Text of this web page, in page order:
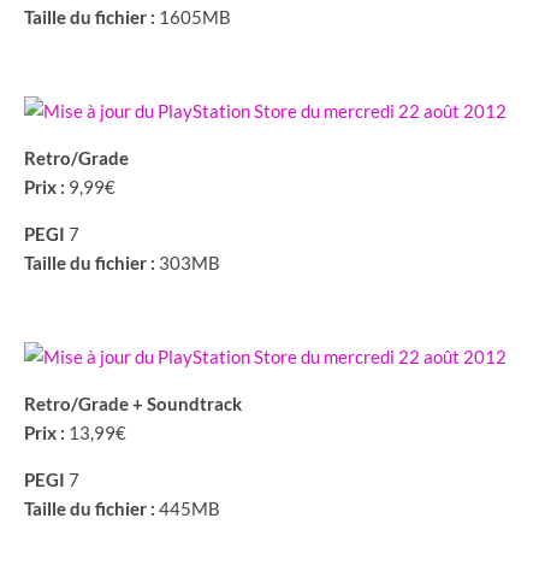
Taille du fichier : 1605MB
Retro/Grade
Prix : 9,99€
PEGI 7
Taille du fichier : 303MB
Retro/Grade + Soundtrack
Prix : 13,99€
PEGI 7
Taille du fichier : 445MB